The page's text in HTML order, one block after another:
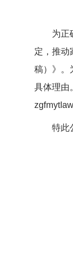
为正确
定，推动
稿）》。
具体理由
特此公